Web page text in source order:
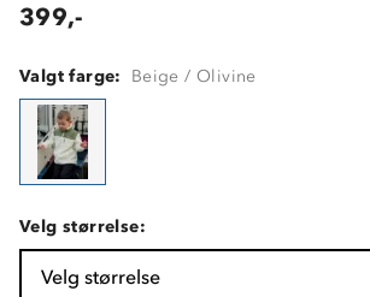
399,-
Valgt farge: Beige / Olivine
Velg størrelse:
Velg størrelse